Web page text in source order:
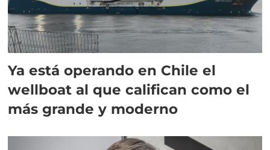
Ya está operando en Chile el
wellboat al que califican como el
más grande y moderno